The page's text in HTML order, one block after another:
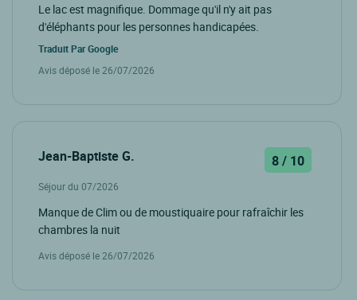
Le lac est magnifique. Dommage qu'il n'y ait pas
d'éléphants pour les personnes handicapées.
Traduit ParGoogle
Avis déposé le 26/07/2026
Jean-Baptiste G. 8 / 10
Séjour du 07/2026
Manque de Clim ou de moustiquaire pour rafraîchir les
chambres la nuit
Avis déposé le 26/07/2026